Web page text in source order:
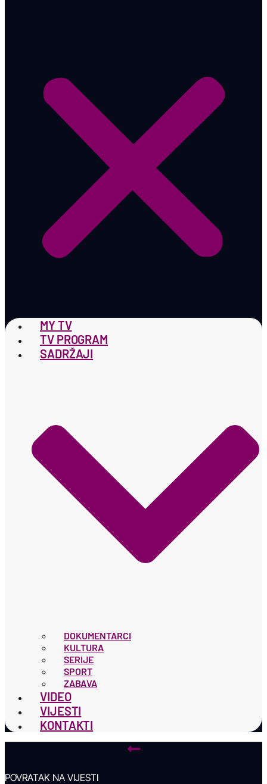
MY TV
TV PROGRAM
SADRŽAJI
DOKUMENTARCI
KULTURA
SERIJE
SPORT
ZABAVA
VIDEO
VIJESTI
KONTAKTI
POVRATAK NA VIJESTI